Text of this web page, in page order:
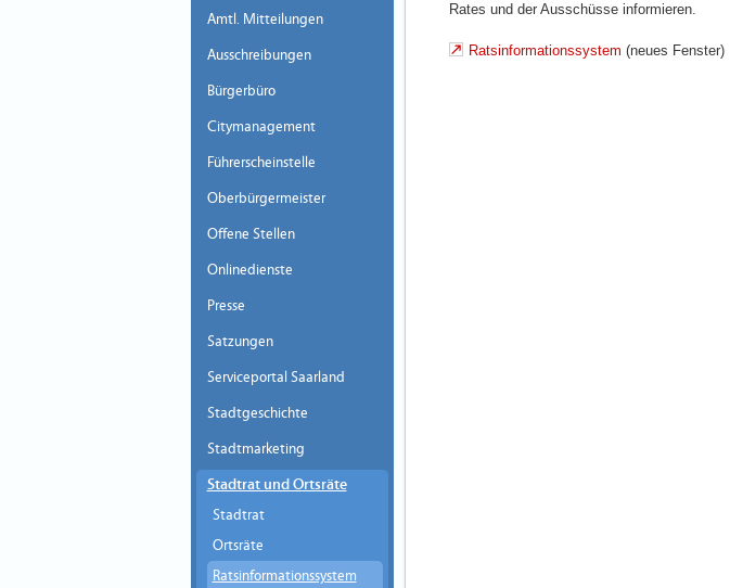
Amtl. Mitteilungen
Ausschreibungen
Bürgerbüro
Citymanagement
Führerscheinstelle
Oberbürgermeister
Offene Stellen
Onlinedienste
Presse
Satzungen
Serviceportal Saarland
Stadtgeschichte
Stadtmarketing
Stadtrat und Ortsräte
Stadtrat
Ortsräte
Ratsinformationssystem
Rates und der Ausschüsse informieren.
Ratsinformationssystem (neues Fenster)